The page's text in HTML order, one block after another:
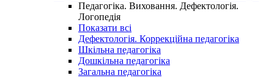
Педагогіка. Виховання. Дефектологія.
Логопедія
Показати всі
Дефектологія. Коррекційна педагогіка
Шкільна педагогіка
Дошкільна педагогіка
Загальна педагогіка